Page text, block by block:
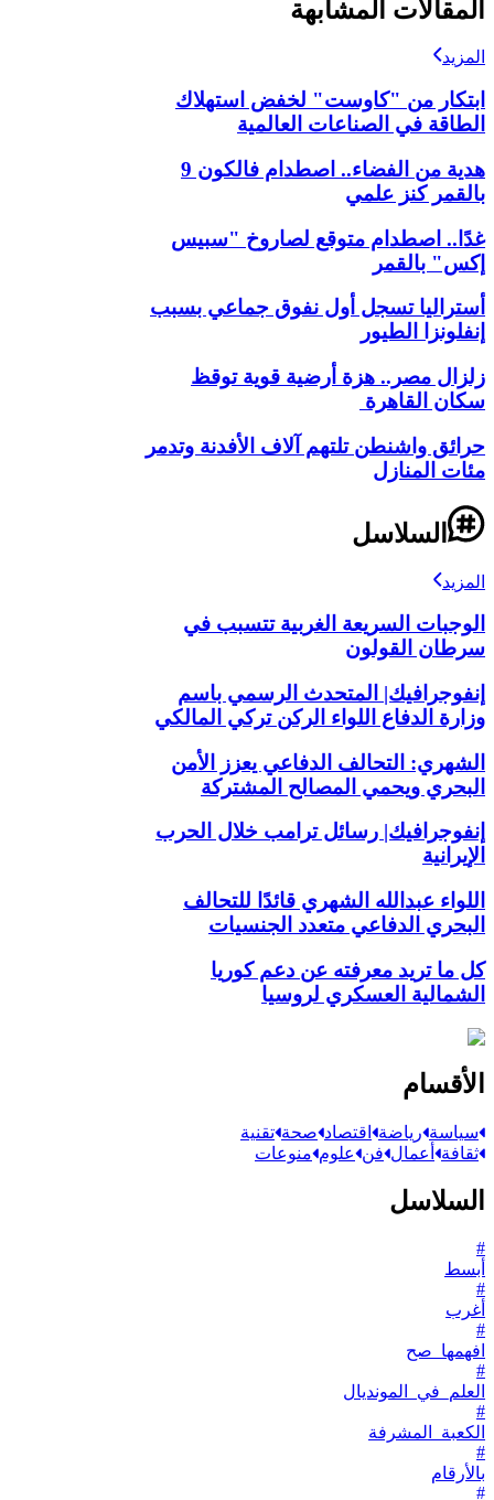
المقالات المشابهة
المزيد
ابتكار من "كاوست" لخفض استهلاك
الطاقة في الصناعات العالمية
هدية من الفضاء.. اصطدام فالكون 9
بالقمر كنز علمي
غدًا.. اصطدام متوقع لصاروخ "سبيس
إكس" بالقمر
أستراليا تسجل أول نفوق جماعي بسبب
إنفلونزا الطيور
زلزال مصر.. هزة أرضية قوية توقظ
سكان القاهرة
حرائق واشنطن تلتهم آلاف الأفدنة وتدمر
مئات المنازل
السلاسل
المزيد
الوجبات السريعة الغربية تتسبب في
سرطان القولون
إنفوجرافيك| المتحدث الرسمي باسم
وزارة الدفاع اللواء الركن تركي المالكي
الشهري: التحالف الدفاعي يعزز الأمن
البحري ويحمي المصالح المشتركة
إنفوجرافيك| رسائل ترامب خلال الحرب
الإيرانية
اللواء عبدالله الشهري قائدًا للتحالف
البحري الدفاعي متعدد الجنسيات
كل ما تريد معرفته عن دعم كوريا
الشمالية العسكري لروسيا
الأقسام
سياسة رياضة اقتصاد صحة تقنية
ثقافة أعمال فن علوم منوعات
السلاسل
#
أبسط
#
أغرب
#
افهمها_صح
#
العلم_في_المونديال
#
الكعبة_المشرفة
#
بالأرقام
#